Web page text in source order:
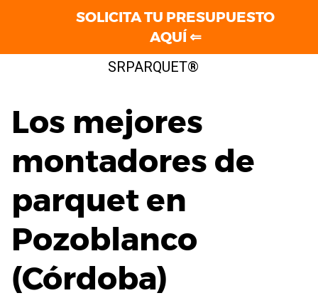
SRPARQUET®
Los mejores
montadores de
parquet en
Pozoblanco
(Córdoba)
SOLICITA TU PRESUPUESTO
AQUÍ ⇐